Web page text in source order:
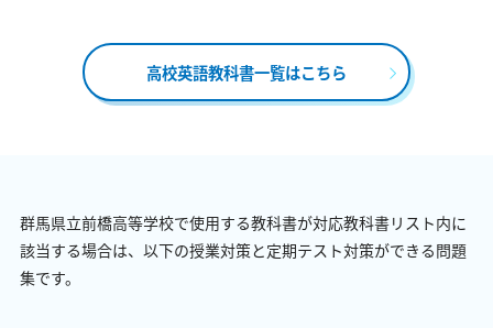
高校英語教科書一覧はこちら
群馬県立前橋高等学校で使用する教科書が対応教科書リスト内に
該当する場合は、以下の授業対策と定期テスト対策ができる問題
集です。